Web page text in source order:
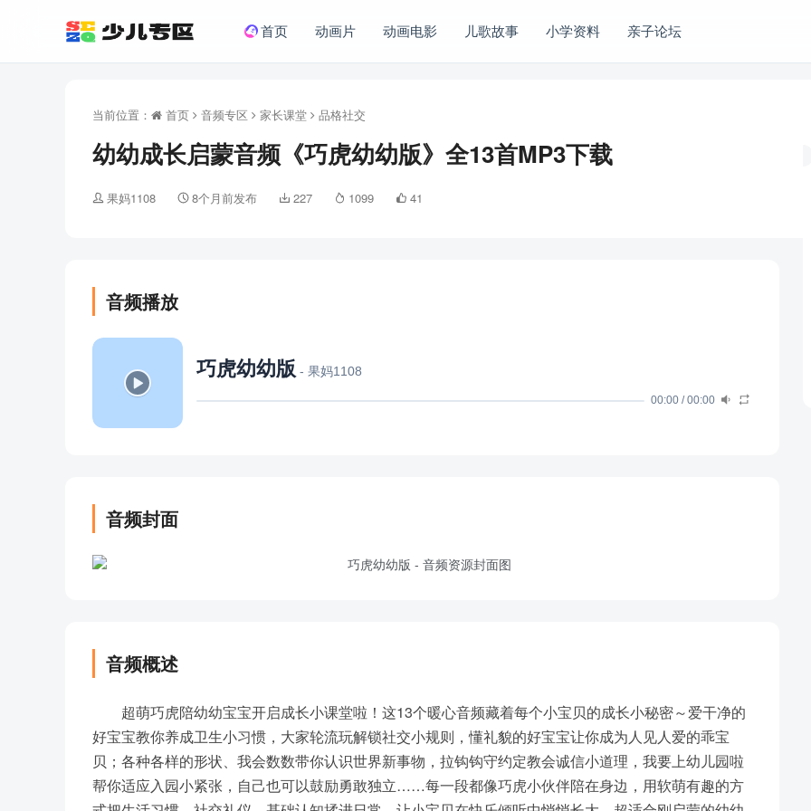
首页 动画片 动画电影 儿歌故事 小学资料 亲子论坛
当前位置： 首页 音频专区 家长课堂 品格社交
幼幼成长启蒙音频《巧虎幼幼版》全13首MP3下载
果妈1108 8个月前发布 227 1099 41
音频播放
巧虎幼幼版 - 果妈1108
00:00 /00:00
音频封面
音频概述
超萌巧虎陪幼幼宝宝开启成长小课堂啦！这13个暖心音频藏着每个小宝贝的成长小秘密～爱干净的
好宝宝教你养成卫生小习惯，大家轮流玩解锁社交小规则，懂礼貌的好宝宝让你成为人见人爱的乖宝
贝；各种各样的形状、我会数数带你认识世界新事物，拉钩钩守约定教会诚信小道理，我要上幼儿园啦
帮你适应入园小紧张，自己也可以鼓励勇敢独立……每一段都像巧虎小伙伴陪在身边，用软萌有趣的方